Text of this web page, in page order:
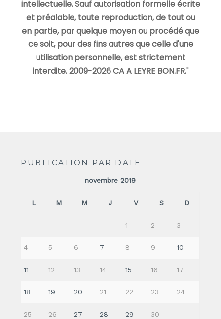
intellectuelle. Sauf autorisation formelle écrite
et préalable, toute reproduction, de tout ou
en partie, par quelque moyen ou procédé que
ce soit, pour des fins autres que celle d'une
utilisation personnelle, est strictement
interdite. 2009-2026 CA A LEYRE BON.FR."
PUBLICATION PAR DATE
novembre 2019
L M M J V S D
1 2 3
4 5 6 7 8 9 10
11 12 13 14 15 16 17
18 19 20 21 22 23 24
25 26 27 28 29 30